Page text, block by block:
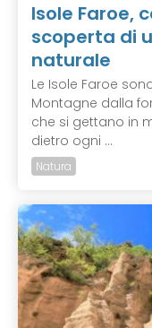
Isole Faroe,
scoperta di
naturale
Le Isole Faroe
Montagne dalla
che si gettano in
dietro ogni ...
Natura